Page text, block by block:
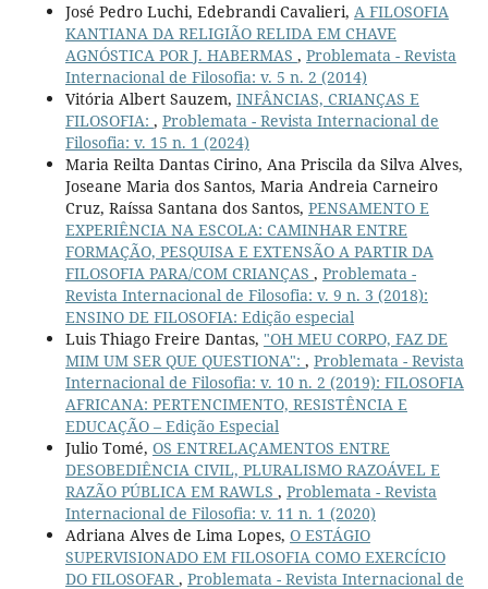
José Pedro Luchi, Edebrandi Cavalieri, A FILOSOFIA
KANTIANA DA RELIGIÃO RELIDA EM CHAVE
AGNÓSTICA POR J. HABERMAS , Problemata - Revista
Internacional de Filosofia: v. 5 n. 2 (2014)
Vitória Albert Sauzem, INFÂNCIAS, CRIANÇAS E
FILOSOFIA: , Problemata - Revista Internacional de
Filosofia: v. 15 n. 1 (2024)
Maria Reilta Dantas Cirino, Ana Priscila da Silva Alves,
Joseane Maria dos Santos, Maria Andreia Carneiro
Cruz, Raíssa Santana dos Santos, PENSAMENTO E
EXPERIÊNCIA NA ESCOLA: CAMINHAR ENTRE
FORMAÇÃO, PESQUISA E EXTENSÃO A PARTIR DA
FILOSOFIA PARA/COM CRIANÇAS , Problemata -
Revista Internacional de Filosofia: v. 9 n. 3 (2018):
ENSINO DE FILOSOFIA: Edição especial
Luis Thiago Freire Dantas, "OH MEU CORPO, FAZ DE
MIM UM SER QUE QUESTIONA": , Problemata - Revista
Internacional de Filosofia: v. 10 n. 2 (2019): FILOSOFIA
AFRICANA: PERTENCIMENTO, RESISTÊNCIA E
EDUCAÇÃO – Edição Especial
Julio Tomé, OS ENTRELAÇAMENTOS ENTRE
DESOBEDIÊNCIA CIVIL, PLURALISMO RAZOÁVEL E
RAZÃO PÚBLICA EM RAWLS , Problemata - Revista
Internacional de Filosofia: v. 11 n. 1 (2020)
Adriana Alves de Lima Lopes, O ESTÁGIO
SUPERVISIONADO EM FILOSOFIA COMO EXERCÍCIO
DO FILOSOFAR, Problemata - Revista Internacional de